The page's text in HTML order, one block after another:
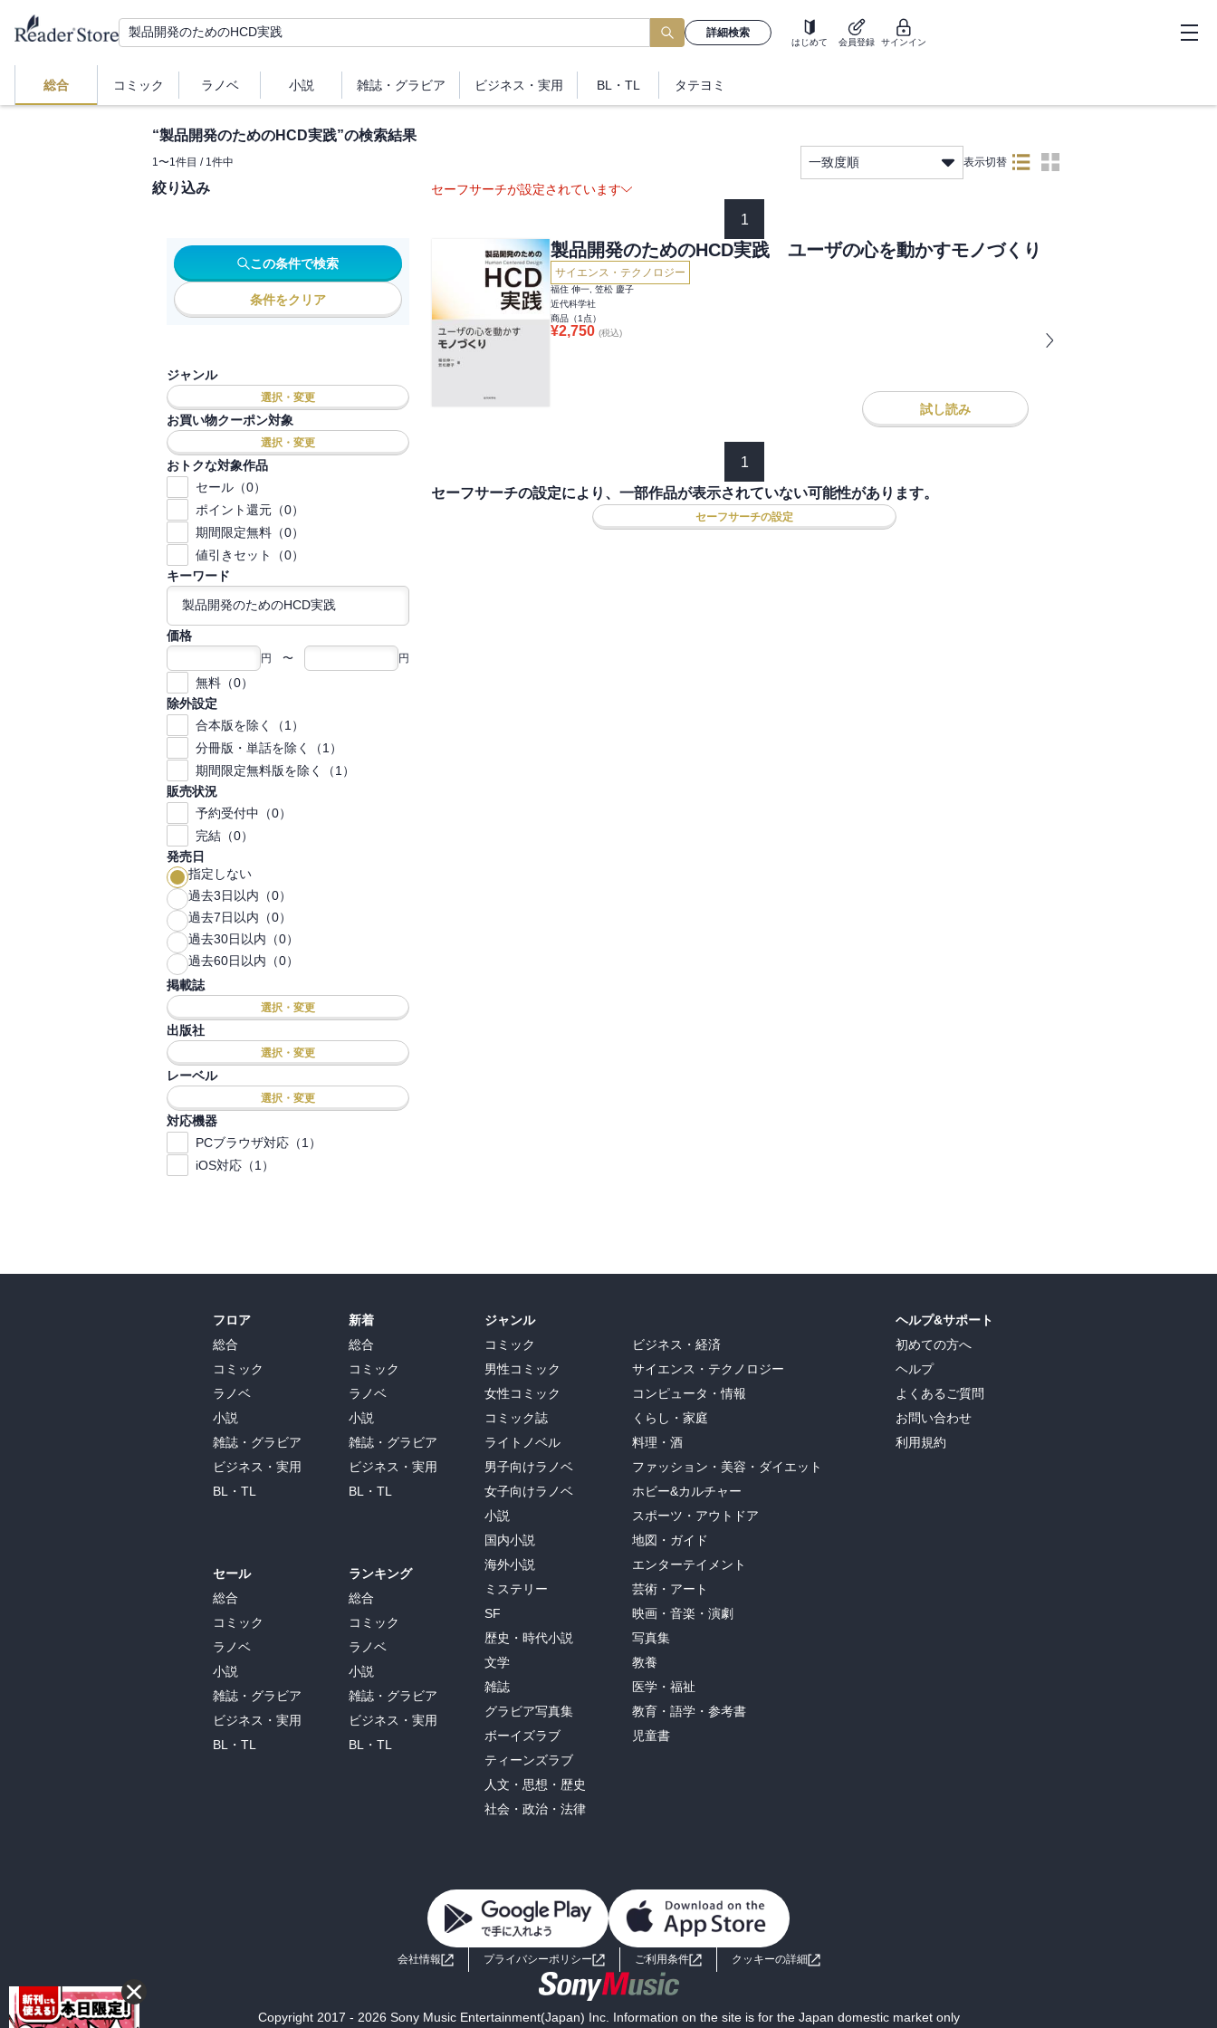
詳細検索
はじめて 会員登録 サインイン
総合 コミック ラノベ 小説 雑誌・ グラビア ビジネス ・実用 BL・TL タテヨミ
“製品開発のためのHCD実践”の検索結果
1〜1件目 / 1件中 一致度順 表示切替
絞り込み
この条件で検索
条件をクリア
ジャンル
選択・変更
お買い物クーポン対象
選択・変更
おトクな対象作品
セール（0）
ポイント還元（0）
期間限定無料（0）
値引きセット（0）
キーワード
価格
円 〜 円
無料（0）
除外設定
合本版を除く（1）
分冊版・単話を除く（1）
期間限定無料版を除く（1）
販売状況
予約受付中（0）
完結（0）
発売日
指定しない
過去3日以内（0）
過去7日以内（0）
過去30日以内（0）
過去60日以内（0）
掲載誌
選択・変更
出版社
選択・変更
レーベル
選択・変更
対応機器
PCブラウザ対応（1）
iOS対応（1）
セーフサーチが設定されています
1
製品開発のためのHCD実践 ユーザの心を動かすモノづくり
サイエンス・テクノロジー
福住 伸一, 笠松 慶子
近代科学社
商品（1 点）
¥2,750 (税込)
試し読み
1
セーフサーチの設定により、一部作品が表示されていない可能性があります。
セーフサーチの設定
フロア
総合
コミック
ラノベ
小説
雑誌・グラビア
ビジネス・実用
BL・TL
セール
総合
コミック
ラノベ
小説
雑誌・グラビア
ビジネス・実用
BL・TL
新着
総合
コミック
ラノベ
小説
雑誌・グラビア
ビジネス・実用
BL・TL
ランキング
総合
コミック
ラノベ
小説
雑誌・グラビア
ビジネス・実用
BL・TL
ジャンル
コミック
男性コミック
女性コミック
コミック誌
ライトノベル
男子向けラノベ
女子向けラノベ
小説
国内小説
海外小説
ミステリー
SF
歴史・時代小説
文学
雑誌
グラビア写真集
ボーイズラブ
ティーンズラブ
人文・思想・歴史
社会・政治・法律
ビジネス・経済
サイエンス・テクノロジー
コンピュータ・情報
くらし・家庭
料理・酒
ファッション・美容・ダイエット
ホビー&カルチャー
スポーツ・アウトドア
地図・ガイド
エンターテイメント
芸術・アート
映画・音楽・演劇
写真集
教養
医学・福祉
教育・語学・参考書
児童書
ヘルプ&サポート
初めての方へ
ヘルプ
よくあるご質問
お問い合わせ
利用規約
会社情報 プライバシーポリシー ご利用条件 クッキーの詳細
Copyright 2017 - 2026 Sony Music Entertainment(Japan) Inc. Information on the site is for the Japan domestic market only